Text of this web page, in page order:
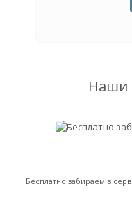
Наши
Бесплатно забираем в